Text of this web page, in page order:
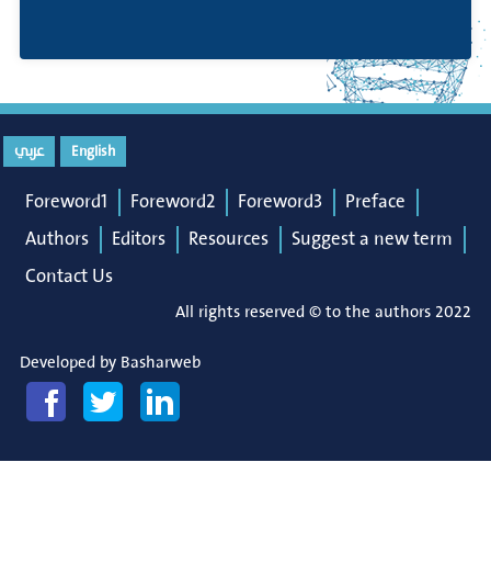
English عربي
Foreword1 Foreword2 Foreword3
Preface
Authors
Editors Resources
Suggest a new term
Contact Us
All rights reserved © to the authors 2022
Developed by Basharweb